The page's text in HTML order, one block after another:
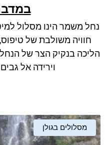
נחל משמר הינו מסלול
חוויה משולבת של
הליכה בנקיק הצר של
וירידה אל
מסלולים בגולן